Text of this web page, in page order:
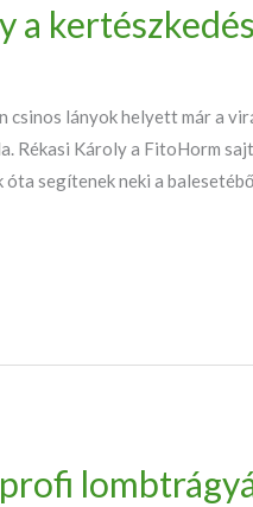
a
csinos lányok helyett már a
Rékasi Károly a FitoHorm
segítenek neki a